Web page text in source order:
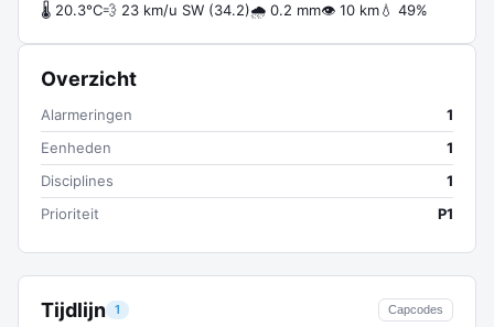
Tijdlijn 1 Capcodes
🌡 20.3°C💨 23 km/u SW (34.2)🌧 0.2 mm👁 10 km💧 49%
Overzicht
Alarmeringen
1
Eenheden
1
Disciplines
1
Prioriteit
P1